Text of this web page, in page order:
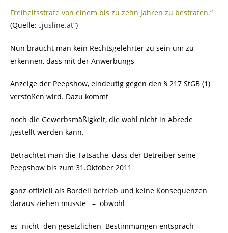
Freiheitsstrafe von einem bis zu zehn Jahren zu bestrafen.“
(Quelle: „jusline.at“)
Nun braucht man kein Rechtsgelehrter zu sein um zu
erkennen, dass mit der Anwerbungs-
Anzeige der Peepshow, eindeutig gegen den § 217 StGB (1)
verstoßen wird. Dazu kommt
noch die Gewerbsmäßigkeit, die wohl nicht in Abrede
gestellt werden kann.
Betrachtet man die Tatsache, dass der Betreiber seine
Peepshow bis zum 31.Oktober 2011
ganz offiziell als Bordell betrieb und keine Konsequenzen
daraus ziehen musste – obwohl
es nicht den gesetzlichen Bestimmungen entsprach –